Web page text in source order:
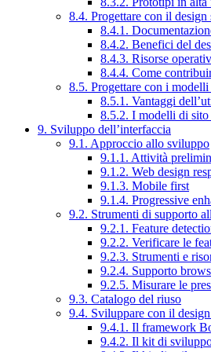
8.4. Progettare con il design
8.4.1.
8.4.2. Benefici del
8.4.3. Risorse
8.4.4. Come
8.5. Progettare con i
8.5.1. Vantaggi
8.5.2. I modelli di
9. Sviluppo dell’interfaccia
9.1. Approccio allo sviluppo
9.1.1. Attività
9.1.2. Web design
9.1.3. Mobile first
9.1.4. Progressive
9.2. Strumenti di supporto
9.2.1. Feature
9.2.2. Verificare le
9.2.3. Strumenti e
9.2.4. Supporto
9.2.5. Misurare le
9.3. Catalogo del riuso
9.4. Sviluppare con il
9.4.1. Il framework
9.4.2. Il kit di